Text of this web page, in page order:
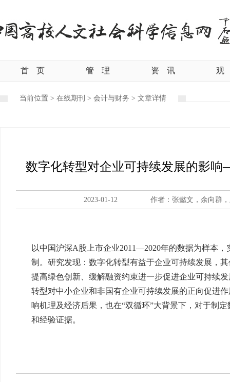
首 页 管 理 资 讯 观
当前位置 > 在线期刊 > 会计与财务 > 文章详情
数字化转型对企业可持续发展的影
2023-01-12 作者：张懿文，余向群
以中国沪深A股上市企业2011—2020年的数据为样本
制。研究发现：数字化转型有益于企业可持续发展，
提高绿色创新、缓解融资约束进一步促进企业可持续
转型对中小企业和非国有企业可持续发展的正向促进
响机理及经济后果，也在“双循环”大背景下，对于制
和经验证据。